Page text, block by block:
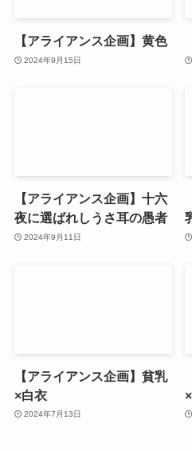
【アライアンス企画】黄色
2024年9月15日
【アライアンス企画】十六
夜に選ばれしうさ耳の愚者
2024年9月11日
【アライアンス企画】貧乳
×白衣
2024年7月13日